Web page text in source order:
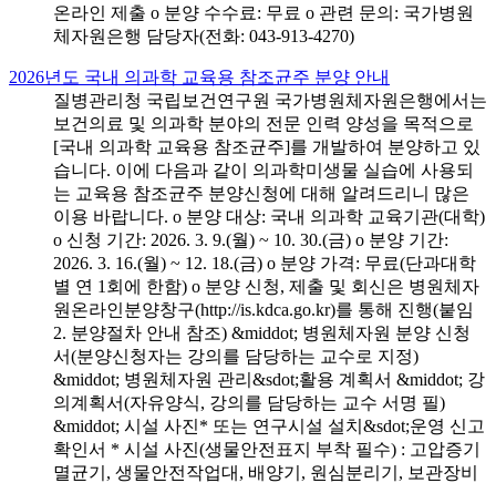
온라인 제출 o 분양 수수료: 무료 o 관련 문의: 국가병원
체자원은행 담당자(전화: 043-913-4270)
2026년도 국내 의과학 교육용 참조균주 분양 안내
질병관리청 국립보건연구원 국가병원체자원은행에서는
보건의료 및 의과학 분야의 전문 인력 양성을 목적으로
[국내 의과학 교육용 참조균주]를 개발하여 분양하고 있
습니다. 이에 다음과 같이 의과학미생물 실습에 사용되
는 교육용 참조균주 분양신청에 대해 알려드리니 많은
이용 바랍니다. o 분양 대상: 국내 의과학 교육기관(대학)
o 신청 기간: 2026. 3. 9.(월) ~ 10. 30.(금) o 분양 기간:
2026. 3. 16.(월) ~ 12. 18.(금) o 분양 가격: 무료(단과대학
별 연 1회에 한함) o 분양 신청, 제출 및 회신은 병원체자
원온라인분양창구(http://is.kdca.go.kr)를 통해 진행(붙임
2. 분양절차 안내 참조) &middot; 병원체자원 분양 신청
서(분양신청자는 강의를 담당하는 교수로 지정)
&middot; 병원체자원 관리&sdot;활용 계획서 &middot; 강
의계획서(자유양식, 강의를 담당하는 교수 서명 필)
&middot; 시설 사진* 또는 연구시설 설치&sdot;운영 신고
확인서 * 시설 사진(생물안전표지 부착 필수) : 고압증기
멸균기, 생물안전작업대, 배양기, 원심분리기, 보관장비